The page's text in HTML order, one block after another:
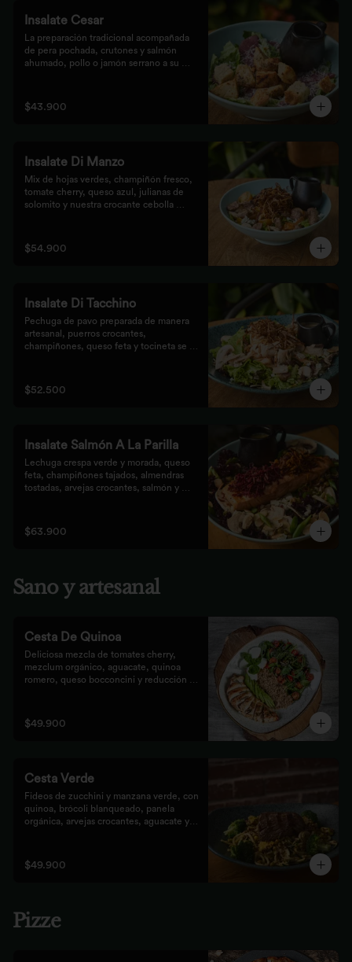
Insalate Cesar
La preparación tradicional acompañada
de pera pochada, crutones y salmón
ahumado, pollo o jamón serrano a su
$43.900
Insalate Di Manzo
Mix de hojas verdes, champiñón fresco,
tomate cherry, queso azul, julianas de
solomito y nuestra crocante cebolla
$54.900
Insalate Di Tacchino
Pechuga de pavo preparada de manera
artesanal, puerros crocantes,
champiñones, queso feta y tocineta se
$52.500
Insalate Salmón A La Parilla
Lechuga crespa verde y morada, queso
feta, champiñones tajados, almendras
tostadas, arvejas crocantes, salmón y
$63.900
Sano y artesanal
Cesta De Quinoa
Deliciosa mezcla de tomates cherry,
mezclum orgánico, aguacate, quinoa
romero, queso bocconcini y reducción
$49.900
Cesta Verde
Fideos de zucchini y manzana verde, con
quinoa, brócoli blanqueado, panela
orgánica, arvejas crocantes, aguacate y
$49.900
Pizze